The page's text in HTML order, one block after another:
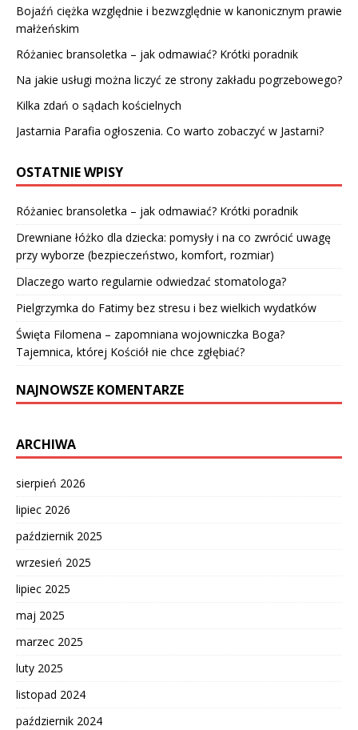
Bojaźń ciężka względnie i bezwzględnie w kanonicznym prawie
małżeńskim
Różaniec bransoletka – jak odmawiać? Krótki poradnik
Na jakie usługi można liczyć ze strony zakładu pogrzebowego?
Kilka zdań o sądach kościelnych
Jastarnia Parafia ogłoszenia. Co warto zobaczyć w Jastarni?
OSTATNIE WPISY
Różaniec bransoletka – jak odmawiać? Krótki poradnik
Drewniane łóżko dla dziecka: pomysły i na co zwrócić uwagę
przy wyborze (bezpieczeństwo, komfort, rozmiar)
Dlaczego warto regularnie odwiedzać stomatologa?
Pielgrzymka do Fatimy bez stresu i bez wielkich wydatków
Święta Filomena – zapomniana wojowniczka Boga?
Tajemnica, której Kościół nie chce zgłębiać?
NAJNOWSZE KOMENTARZE
ARCHIWA
sierpień 2026
lipiec 2026
październik 2025
wrzesień 2025
lipiec 2025
maj 2025
marzec 2025
luty 2025
listopad 2024
październik 2024